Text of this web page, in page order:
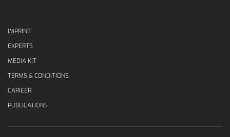
IMPRINT
EXPERTS
MEDIA KIT
TERMS & CONDITIONS
CARIEER
PUBLICATIONS